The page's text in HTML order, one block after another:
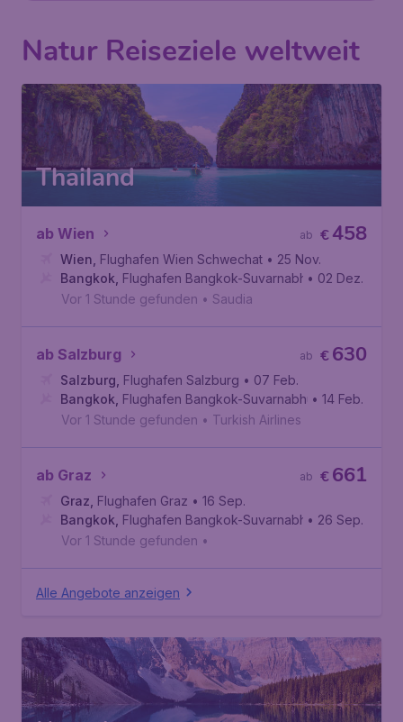
Natur Reiseziele weltweit
Thailand
ab Wien €458
ab
Wien Flughafen Wien Schwechat • 25 Nov.
Bangkok Flughafen Bangkok-Suvarnabhumi• 02 Dez.
Vor 1 Stunde gefunden • Saudia
ab Salzburg €630
ab
Salzburg Flughafen Salzburg • 07 Feb.
Bangkok Flughafen Bangkok-Suvarnabhumi• 14 Feb.
Vor 1 Stunde gefunden • Turkish Airlines
ab Graz €661
ab
Graz Flughafen Graz • 16 Sep.
Bangkok Flughafen Bangkok-Suvarnabhumi• 26 Sep.
Vor 1 Stunde gefunden •
Alle Angebote anzeigen